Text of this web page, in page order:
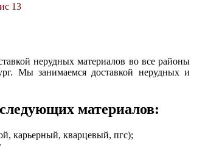
13
нерудных материалов во все районы
Мы занимаемся доставкой нерудных и
материалов:
карьерный, кварцевый, пгс);